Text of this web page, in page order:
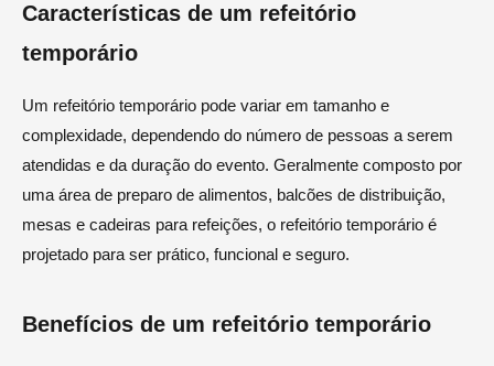
Características de um refeitório
temporário
Um refeitório temporário pode variar em tamanho e
complexidade, dependendo do número de pessoas a serem
atendidas e da duração do evento. Geralmente composto por
uma área de preparo de alimentos, balcões de distribuição,
mesas e cadeiras para refeições, o refeitório temporário é
projetado para ser prático, funcional e seguro.
Benefícios de um refeitório temporário